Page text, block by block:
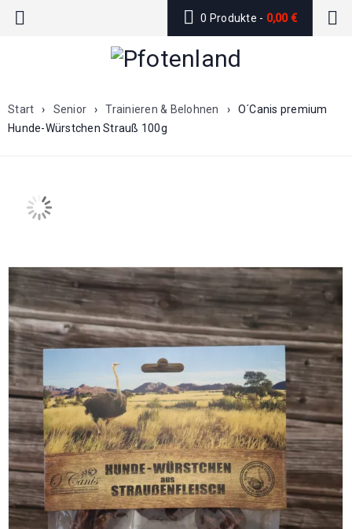
0 Produkte - 0,00€
Start › Senior › Trainieren & Belohnen ›
O´Canis premium
Hunde-Würstchen Strauß 100g